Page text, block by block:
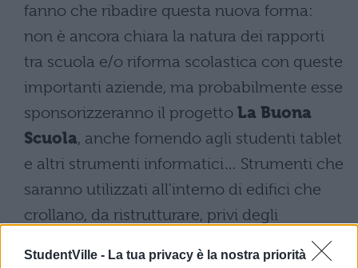
StudentVille - La tua privacy è la nostra priorità
fanno che ribadire questa nuova forma:
non è ancora chiara la natura dei rapporti
tra scuola e/o riforma scolastica con queste
importanti aziende, ma probabilmente esse
sponsorizzeranno il progetto La Buona
Scuola, anche fornendo agli studenti tablet
e altri strumenti informatici… Strumenti che
saranno utilizzati all'interno di edifici che
crollano, da ristrutturare, privi degli